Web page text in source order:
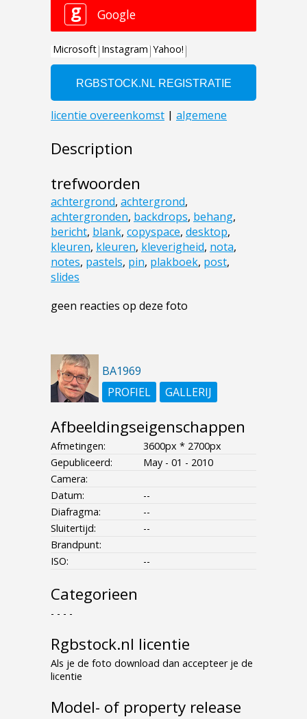
Description
trefwoorden
achtergrond, achtergrond,
achtergronden, backdrops, behang,
bericht, blank, copyspace, desktop,
kleuren, kleuren, kleverigheid, nota,
notes, pastels, pin, plakboek, post,
slides
geen reacties op deze foto
BA1969
PROFIEL
GALLERIJ
Afbeeldingseigenschappen
Afmetingen:
3600px * 2700px
Gepubliceerd:
May - 01 - 2010
Camera:
Datum:
--
Diafragma:
--
Sluitertijd:
--
Brandpunt:
ISO:
--
Categorieen
- - - -
Rgbstock.nl licentie
Als je de foto download dan accepteer je de
licentie
Model- of property release